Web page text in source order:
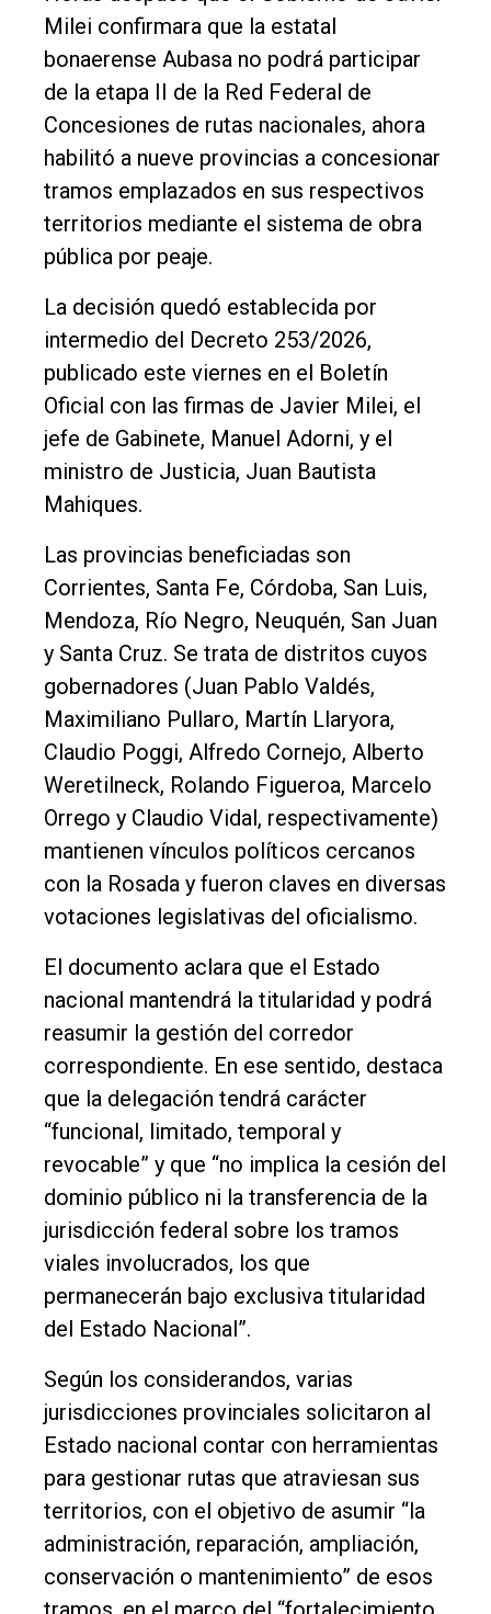
Tendencia
Int.
General
Política
Cultura
Entrevistas
Rural
Deportes
Fúnebres
Edición
Empresa
Nosotros
Contacto
Milei confirmara que la estatal
bonaerense Aubasa no podrá participar
de la etapa II de la Red Federal de
Concesiones de rutas nacionales, ahora
habilitó a nueve provincias a concesionar
tramos emplazados en sus respectivos
territorios mediante el sistema de obra
pública por peaje.
La decisión quedó establecida por
intermedio del Decreto 253/2026,
publicado este viernes en el Boletín
Oficial con las firmas de Javier Milei, el
jefe de Gabinete, Manuel Adorni, y el
ministro de Justicia, Juan Bautista
Mahiques.
Las provincias beneficiadas son
Corrientes, Santa Fe, Córdoba, San Luis,
Mendoza, Río Negro, Neuquén, San Juan
y Santa Cruz. Se trata de distritos cuyos
gobernadores (Juan Pablo Valdés,
Maximiliano Pullaro, Martín Llaryora,
Claudio Poggi, Alfredo Cornejo, Alberto
Weretilneck, Rolando Figueroa, Marcelo
Orrego y Claudio Vidal, respectivamente)
mantienen vínculos políticos cercanos
con la Rosada y fueron claves en diversas
votaciones legislativas del oficialismo.
El documento aclara que el Estado
nacional mantendrá la titularidad y podrá
reasumir la gestión del corredor
correspondiente. En ese sentido, destaca
que la delegación tendrá carácter
“funcional, limitado, temporal y
revocable” y que “no implica la cesión del
dominio público ni la transferencia de la
jurisdicción federal sobre los tramos
viales involucrados, los que
permanecerán bajo exclusiva titularidad
del Estado Nacional”.
Según los considerandos, varias
jurisdicciones provinciales solicitaron al
Estado nacional contar con herramientas
para gestionar rutas que atraviesan sus
territorios, con el objetivo de asumir “la
administración, reparación, ampliación,
conservación o mantenimiento” de esos